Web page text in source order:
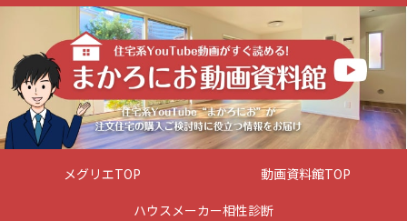
メグリエTOP
動画資料館TOP
ハウスメーカー相性診断